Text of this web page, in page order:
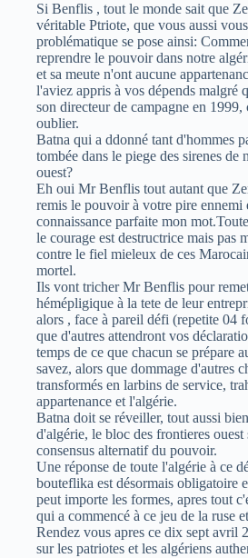
Si Benflis , tout le monde sait que
véritable Ptriote, que vous aussi
problématique se pose ainsi:
reprendre le pouvoir dans notre
et sa meute n'ont aucune
l'aviez appris à vos dépends malgré
son directeur de campagne en 1999,
oublier.
Batna qui a ddonné tant d'hommes
tombée dans le piege des sirenes de
ouest?
Eh oui Mr Benflis tout autant que
remis le pouvoir à votre pire ennemi
connaissance parfaite mon
le courage est destructrice mais pas
contre le fiel mieleux de ces
mortel.
Ils vont tricher Mr Benflis pour
hémépligique à la tete de leur
alors , face à pareil défi (repetite 04
que d'autres attendront vos
temps de ce que chacun se prépare
savez, alors que dommage d'autres
transformés en larbins de service,
appartenance et l'algérie.
Batna doit se réveiller, tout aussi
d'algérie, le bloc des frontieres ouest
consensus alternatif du pouvoir.
Une réponse de toute l'algérie à ce
bouteflika est désormais obligatoire
peut importe les formes, apres tout
qui a commencé à ce jeu de la ruse
Rendez vous apres ce dix sept avril
sur les patriotes et les algériens